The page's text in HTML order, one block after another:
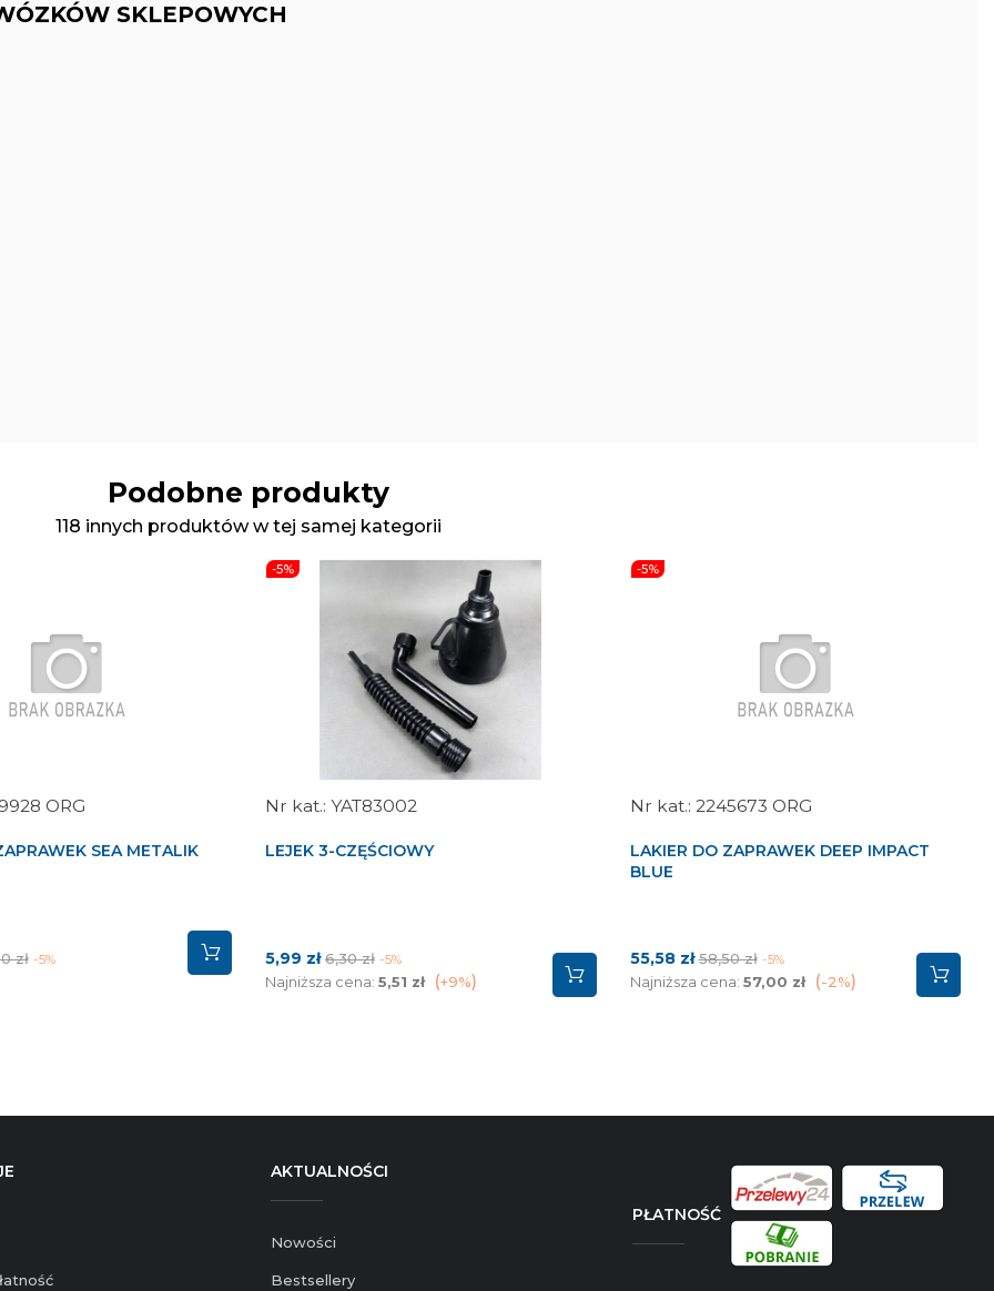
SKLEPOWYCH
Podobne produkty
118 innych produktów w tej samej kategorii
ORG
SEA METALIK
zł -5%
-5%
YAT83002
LEJEK 3-CZĘŚCIOWY
Cena
5,99 zł Cena
podstawowa
6,30 zł -5%
Najniższa cena: 5,51 zł +9%
-5%
2245673 ORG
LAKIER DO ZAPRAWEK DEEP IMPACT
BLUE
Cena
55,58 złCena
podstawowa
58,50 zł -5%
Najniższa cena: 57,00 zł -2%
AKTUALNOŚCI
Nowości
Bestsellery
PŁATNOŚĆ